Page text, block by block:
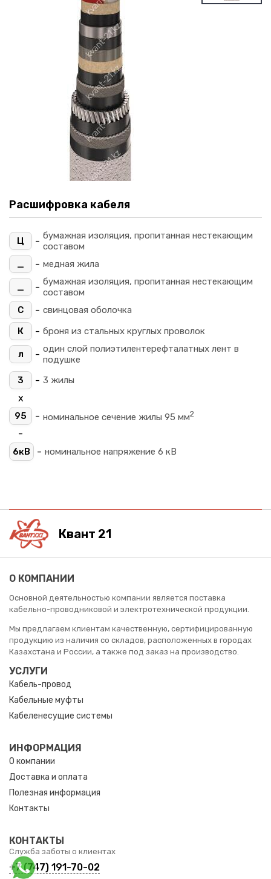
Расшифровка кабеля
Ц - бумажная изоляция, пропитанная нестекающим
составом
_
- медная жила
_ - бумажная изоляция, пропитанная нестекающим
составом
С
- свинцовая оболочка
К
- броня из стальных круглых проволок
л - один слой полиэтилентерефталатных лент в
подушке
3
- 3 жилы
х
95 - номинальное сечение жилы 95 мм2
-
6кВ - номинальное напряжение 6 кВ
Квант 21
О КОМПАНИИ
Основной деятельностью компании является поставка
кабельно-проводниковой и электротехнической продукции.
Мы предлагаем клиентам качественную, сертифицированную
продукцию из наличия со складов, расположенных в городах
Казахстана и России, а также под заказ на производство.
УСЛУГИ
Кабель-провод
Кабельные муфты
Кабеленесущие системы
ИНФОРМАЦИЯ
О компании
Доставка и оплата
Полезная информация
Контакты
КОНТАКТЫ
Служба заботы о клиентах
+7 (747) 191-70-02